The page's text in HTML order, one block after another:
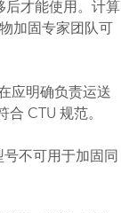
后才能使用。计算
加固专家团队可
应明确负责运送
CTU 规范。
不可用于加固同